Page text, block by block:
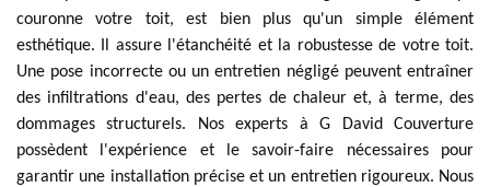
couronne votre toit, est bien plus qu'un simple élément
esthétique. Il assure l'étanchéité et la robustesse de votre toit.
Une pose incorrecte ou un entretien négligé peuvent entraîner
des infiltrations d'eau, des pertes de chaleur et, à terme, des
dommages structurels. Nos experts à G David Couverture
possèdent l'expérience et le savoir-faire nécessaires pour
garantir une installation précise et un entretien rigoureux. Nous